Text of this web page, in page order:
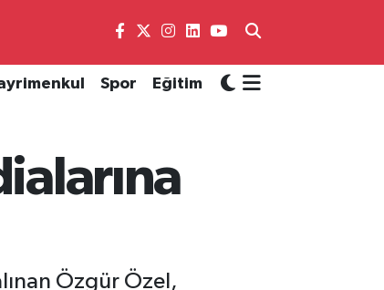
Spor Eğitim
Özgür Özel,